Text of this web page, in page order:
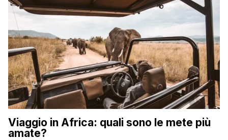
Viaggio in Africa: quali sono le mete più
amate?